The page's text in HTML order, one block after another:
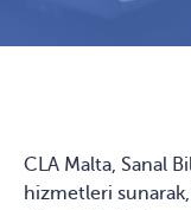
CLA Malta, Sanal
hizmetleri